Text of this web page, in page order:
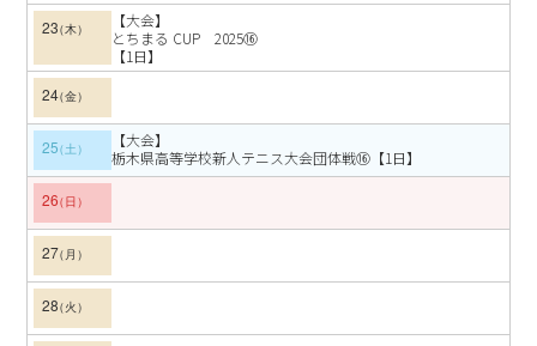
23
【大会】
とちまる CUP 2025⑯
【1日】
24
25
【大会】
栃木県高等学校新人テニス大会団体戦⑯【1日】
26
27
28